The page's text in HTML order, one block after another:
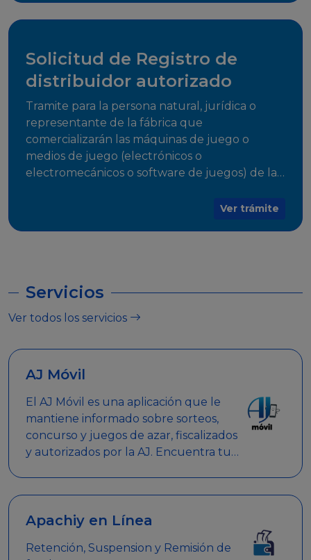
Solicitud de Registro de
distribuidor autorizado
Tramite para la persona natural, jurídica o
representante de la fábrica que
comercializarán las máquinas de juego o
medios de juego (electrónicos o
electromecánicos o software de juegos) de las
Ver trámite
Servicios
Ver todos los servicios
AJ Móvil
El AJ Móvil es una aplicación que le
mantiene informado sobre sorteos,
concurso y juegos de azar, fiscalizados
y autorizados por la AJ. Encuentra tus
clave.
Apachiy en Línea
Retención, Suspension y Remisión de